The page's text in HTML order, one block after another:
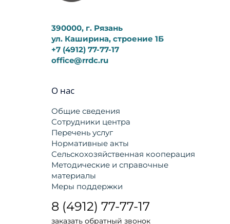
390000, г. Рязань
ул. Каширина, строение 1Б
+7 (4912) 77-77-17
office@rrdc.ru
О нас
Общие сведения
Сотрудники центра
Перечень услуг
Нормативные акты
Сельскохозяйственная кооперация
Методические и справочные
материалы
Меры поддержки
8 (4912) 77-77-17
заказать обратный звонок